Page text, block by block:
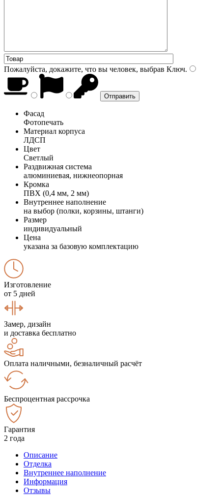
Пожалуйста, докажите, что вы человек, выбрав Ключ.
Фасад
Фотопечать
Материал корпуса
ЛДСП
Цвет
Светлый
Раздвижная система
алюминиевая, нижнеопорная
Кромка
ПВХ (0,4 мм, 2 мм)
Внутреннее наполнение
на выбор (полки, корзины, штанги)
Размер
индивидуальный
Цена
указана за базовую комплектацию
Изготовление
от 5 дней
Замер, дизайн
и доставка бесплатно
Оплата наличными, безналичный расчёт
Беспроцентная рассрочка
Гарантия
2 года
Описание
Отделка
Внутреннее наполнение
Информация
Отзывы